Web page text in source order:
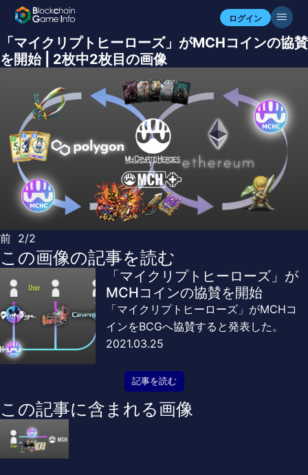
ログイン
「マイクリプトヒーローズ」がMCHコインの協賛
を開始 | 2枚中2枚目の画像
前 2/2
この画像の記事を読む
「マイクリプトヒーローズ」が
MCHコインの協賛を開始
「マイクリプトヒーローズ」がMCHコ
インをBCGへ協賛すると発表した。
2021.03.25
記事を読む
この記事に含まれる画像